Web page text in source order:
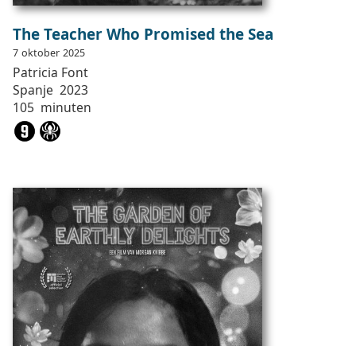
The Teacher Who Promised the Sea
7 oktober 2025
Patricia Font
Spanje 2023
105 minuten